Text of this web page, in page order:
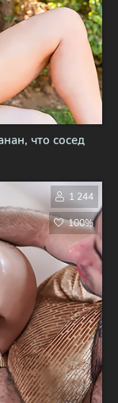
что сосед
1 244
100%